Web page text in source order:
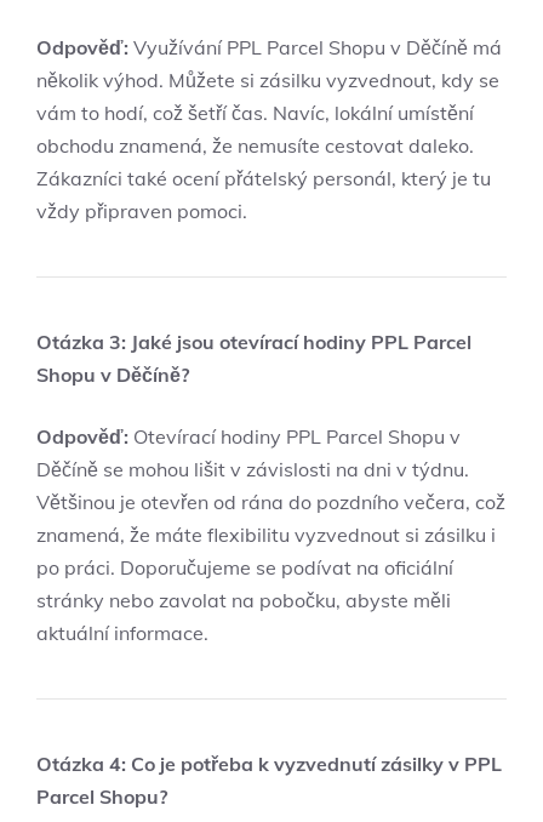
Odpověď: Využívání PPL Parcel Shopu v Děčíně má
několik výhod. Můžete si zásilku vyzvednout, kdy se
vám to hodí, což šetří čas. Navíc, lokální umístění
obchodu znamená, že nemusíte cestovat daleko.
Zákazníci také ocení přátelský personál, který je tu
vždy připraven pomoci.
Otázka 3: Jaké jsou otevírací hodiny PPL Parcel
Shopu v Děčíně?
Odpověď: Otevírací hodiny PPL Parcel Shopu v
Děčíně se mohou lišit v závislosti na dni v týdnu.
Většinou je otevřen od rána do pozdního večera, což
znamená, že máte flexibilitu vyzvednout si zásilku i
po práci. Doporučujeme se podívat na oficiální
stránky nebo zavolat na pobočku, abyste měli
aktuální informace.
Otázka 4: Co je potřeba k vyzvednutí zásilky v PPL
Parcel Shopu?